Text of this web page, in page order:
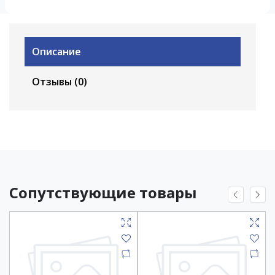
Описание
Отзывы (0)
Сопутствующие товары